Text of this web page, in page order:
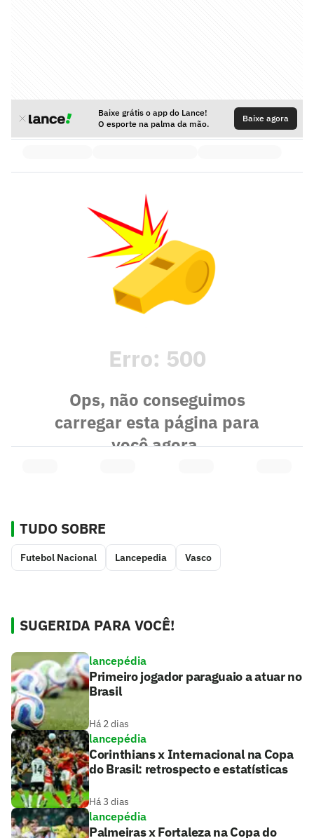
TUDO SOBRE
Futebol Nacional Lancepedia Vasco
SUGERIDA PARA VOCÊ!
lancepédia
Primeiro jogador paraguaio a atuar no
Brasil
Há 2 dias
lancepédia
Corinthians x Internacional na Copa
do Brasil: retrospecto e estatísticas
Há 3 dias
lancepédia
Palmeiras x Fortaleza na Copa do